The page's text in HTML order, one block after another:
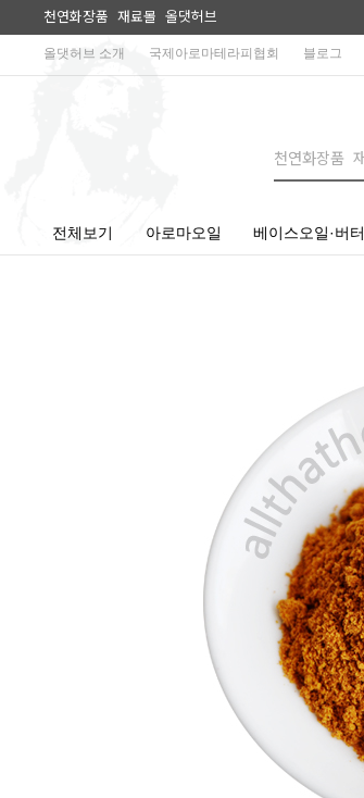
천연화장품 재료몰 올댓허브
올댓허브 소개 국제아로마테라피협회 블로그
전체보기 아로마오일 베이스오일·버터